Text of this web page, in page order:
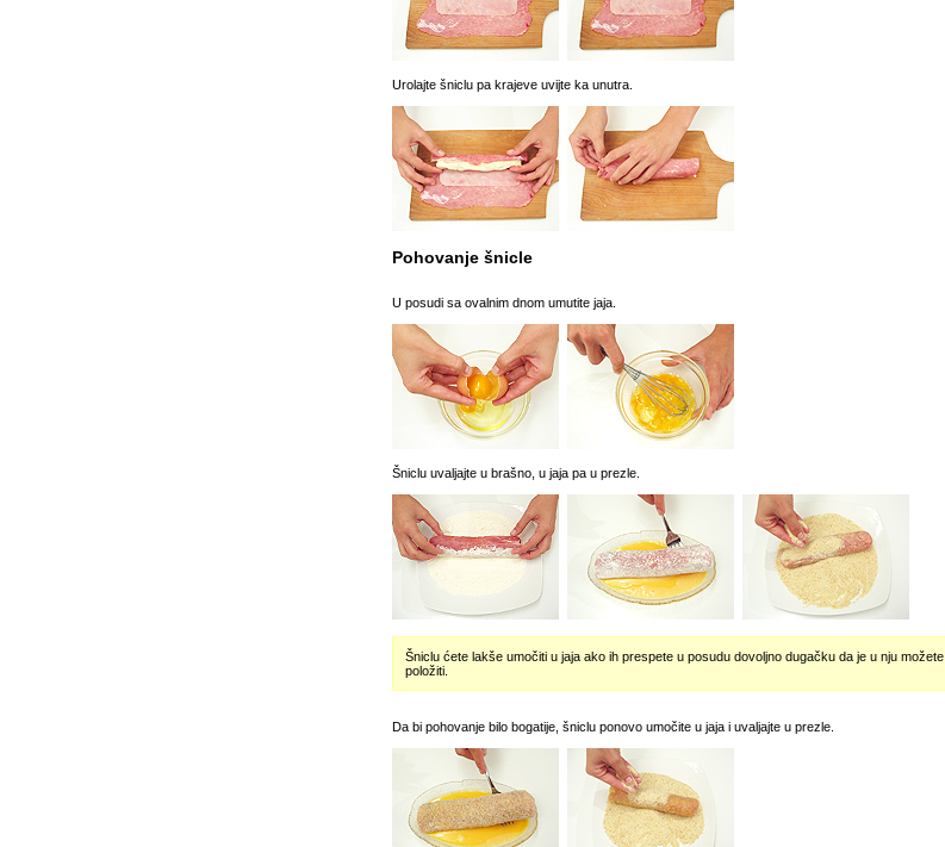
Urolajte šniclu pa krajeve uvijte ka unutra.
Pohovanje šnicle
U posudi sa ovalnim dnom umutite jaja.
Šniclu uvaljajte u brašno, u jaja pa u prezle.
Šniclu ćete lakše umočiti u jaja ako ih prespete u posudu dovoljno dugačku da je u nju možete
položiti.
Da bi pohovanje bilo bogatije, šniclu ponovo umočite u jaja i uvaljajte u prezle.